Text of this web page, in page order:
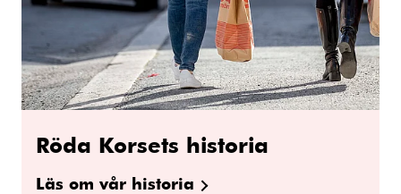
Röda Korsets historia
Läs om vår historia